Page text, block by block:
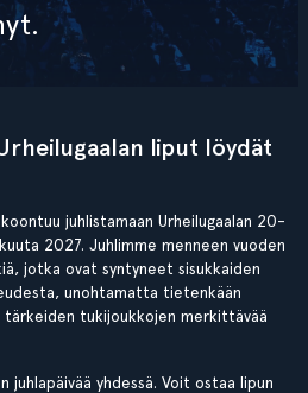
liput löydät
juhlistamaan Urheilugaalan 20-
2027. Juhlimme menneen vuoden
jotka ovat syntyneet sisukkaiden
unohtamatta tietenkään
tärkeiden tukijoukkojen merkittävää
juhlapäivää yhdessä. Voit ostaa lipun